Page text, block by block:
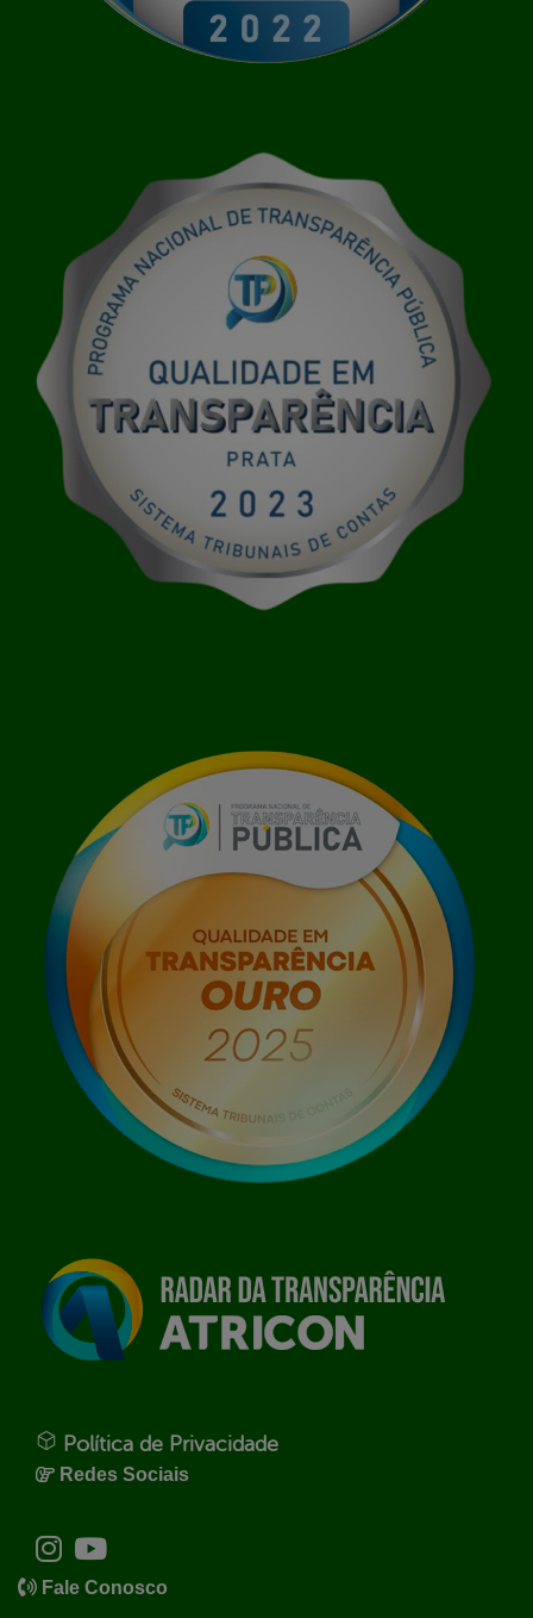
Política de Privacidade
Redes Sociais
Fale Conosco